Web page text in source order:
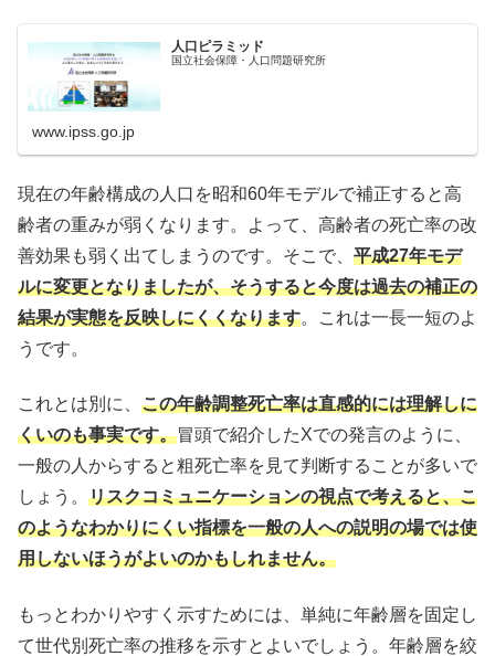
人口ピラミッド
国立社会保障・人口問題研究所
www.ipss.go.jp
現在の年齢構成の人口を昭和60年モデルで補正すると高
齢者の重みが弱くなります。よって、高齢者の死亡率の改
善効果も弱く出てしまうのです。そこで、 平成27年モデ
ルに変更となりましたが、そうすると今度は過去の補正の
結果が実態を反映しにくくなります。これは一長一短のよ
うです。
これとは別に、 この年齢調整死亡率は直感的には理解しに
くいのも事実です。冒頭で紹介したXでの発言のように、
一般の人からすると粗死亡率を見て判断することが多いで
しょう。 リスクコミュニケーションの視点で考えると、こ
のようなわかりにくい指標を一般の人への説明の場では使
用しないほうがよいのかもしれません。
もっとわかりやすく示すためには、単純に年齢層を固定し
て世代別死亡率の推移を示すとよいでしょう。年齢層を絞